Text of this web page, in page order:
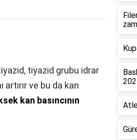
tiyazid grubu idrar
artırır ve bu da kan
kan basıncının